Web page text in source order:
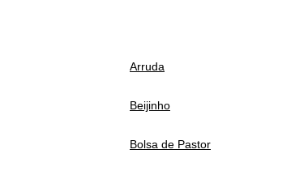
Arruda
Beijinho
Bolsa de Pastor